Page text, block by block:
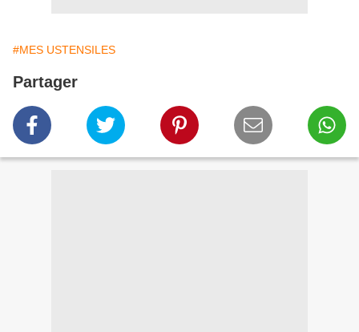
#MES USTENSILES
Partager